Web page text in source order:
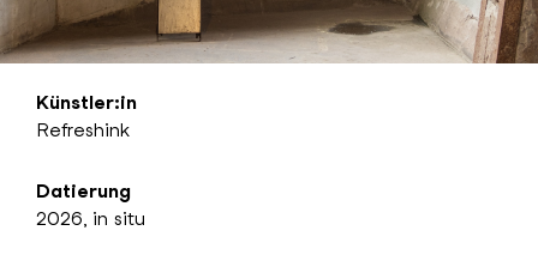
Künstler:in
Refreshink
Datierung
2026, in situ